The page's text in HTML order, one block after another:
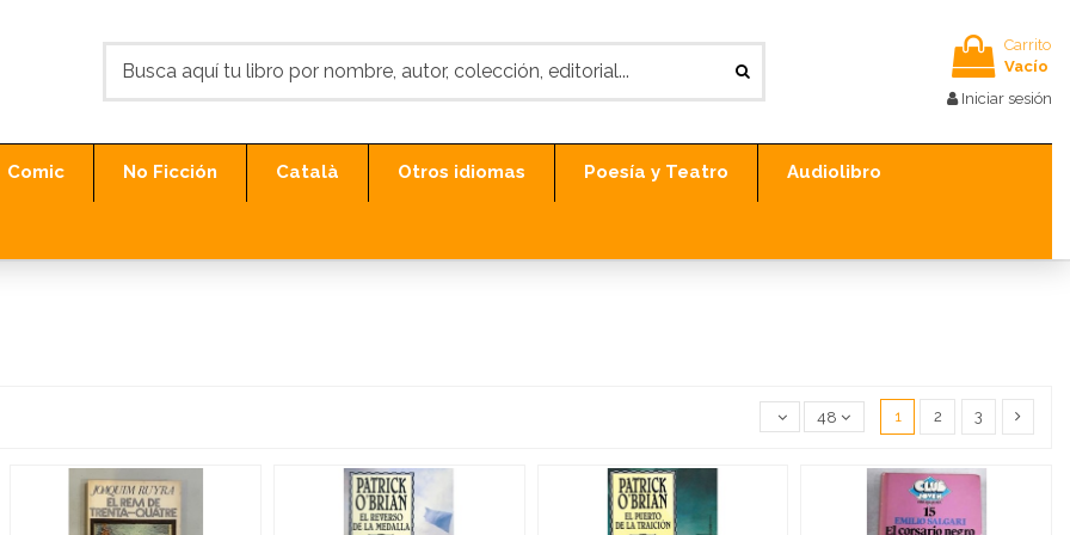
Carrito
Vacío
Iniciar sesión
Comic No Ficción Català Otros idiomas Poesía y Teatro Audiolibro
48 1 2 3